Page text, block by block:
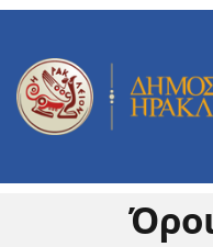
Μετάβαση
περιεχόμενο
Mission 100